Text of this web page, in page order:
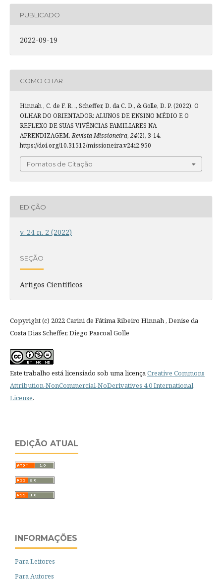
PUBLICADO
2022-09-19
COMO CITAR
Hinnah , C. de F. R. ., Scheffer, D. da C. D., & Golle, D. P. (2022). O
OLHAR DO ORIENTADOR: ALUNOS DE ENSINO MÉDIO E O
REFLEXO DE SUAS VIVÊNCIAS FAMILIARES NA
APRENDIZAGEM.Revista Missioneira, 24(2), 3-14.
https://doi.org/10.31512/missioneira.v24i2.950
Fomatos de Citação
EDIÇÃO
v. 24 n. 2 (2022)
SEÇÃO
Artigos Científicos
Copyright (c) 2022 Carini de Fátima Ribeiro Hinnah , Denise da
Costa Dias Scheffer, Diego Pascoal Golle
Este trabalho está licensiado sob uma licençaCreative Commons
Attribution-NonCommercial-NoDerivatives 4.0 International
License.
EDIÇÃO ATUAL
INFORMAÇÕES
Para Leitores
Para Autores